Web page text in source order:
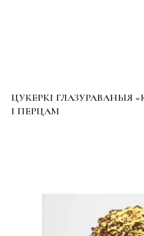
ЦУКЕРКІ ГЛАЗУРАВАНЫЯ
І ПЕРЦАМ